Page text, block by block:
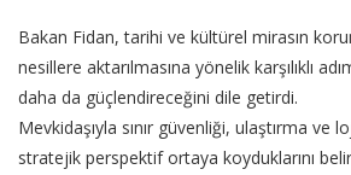
Bakan Fidan, tarihi ve kültürel mirasın
nesillere aktarılmasına yönelik karşılıklı
daha da güçlendireceğini dile getirdi.
Mevkidaşıyla sınır güvenliği, ulaştırma ve
stratejik perspektif ortaya koyduklarını